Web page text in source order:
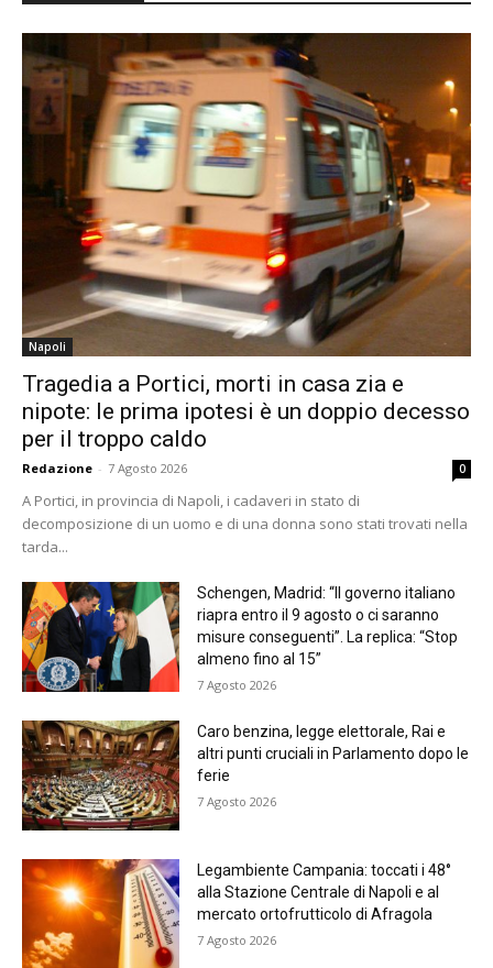
Napoli
Tragedia a Portici, morti in casa zia e
nipote: le prima ipotesi è un doppio decesso
per il troppo caldo
Redazione - 7 Agosto 2026 0
A Portici, in provincia di Napoli, i cadaveri in stato di
decomposizione di un uomo e di una donna sono stati trovati nella
tarda...
Schengen, Madrid: “Il governo italiano
riapra entro il 9 agosto o ci saranno
misure conseguenti”. La replica: “Stop
almeno fino al 15”
7 Agosto 2026
Caro benzina, legge elettorale, Rai e
altri punti cruciali in Parlamento dopo le
ferie
7 Agosto 2026
Legambiente Campania: toccati i 48°
alla Stazione Centrale di Napoli e al
mercato ortofrutticolo di Afragola
7 Agosto 2026